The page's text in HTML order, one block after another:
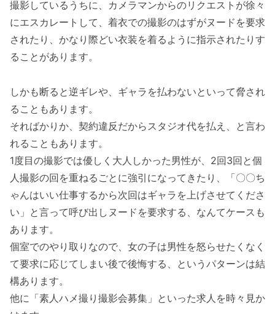
撮影しているうちに、カメラマンからのリクエストが徐々
にエスカレートして、着衣での撮影のはずがヌードを要求
されたり、かなり際どい衣装を着るように指示されたりす
ることがあります。
しかも断ると逆ギレや、ギャラを払わないといって脅され
ることもあります。
そればかりか、契約違反だからスタジオ代を払え、と言わ
れることもあります。
1度目の撮影では優しく大人しかった男性が、2回3回と個
人撮影の回を重ねるごとに強引になってきたり、「〇〇ち
ゃんはいい仕事するから次回はギャラを上げさせてくださ
い」と言って呼び出しヌードを要求する、なんてケースも
あります。
個室でのやり取りなので、女の子は男性を怒らせたくなく
て要求に応じてしまい後で後悔する、というパターンは結
構あります。
他に「素人ハメ撮り撮影会募集」といった求人を時々見か